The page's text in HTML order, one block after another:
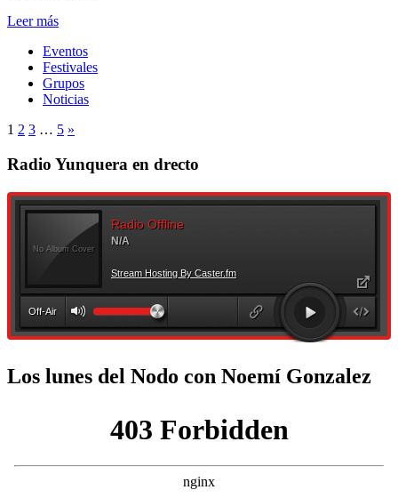
Leer más
Eventos
Festivales
Grupos
Noticias
1 2 3 … 5 »
Radio Yunquera en drecto
Los lunes del Nodo con Noemí Gonzalez